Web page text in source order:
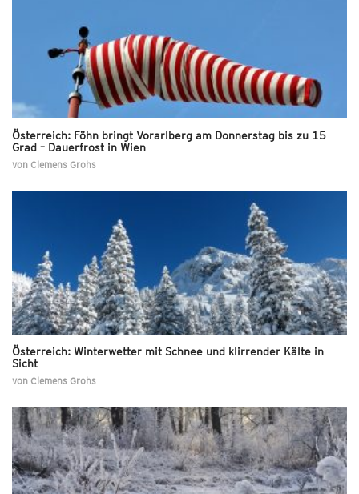
Österreich: Föhn bringt Vorarlberg am Donnerstag bis zu 15
Grad – Dauerfrost in Wien
von Clemens Grohs
Österreich: Winterwetter mit Schnee und klirrender Kälte in
Sicht
von Clemens Grohs